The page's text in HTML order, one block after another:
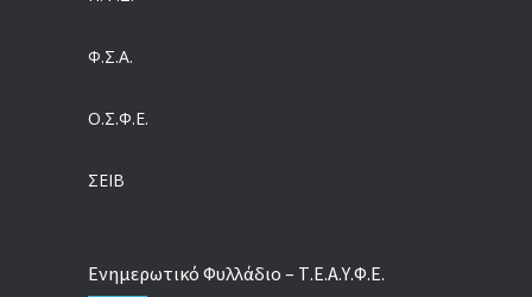
Φ.Σ.Α.
Ο.Σ.Φ.Ε.
ΣΕΙΒ
Ενημερωτικό Φυλλάδιο – Τ.Ε.Α.Υ.Φ.Ε.